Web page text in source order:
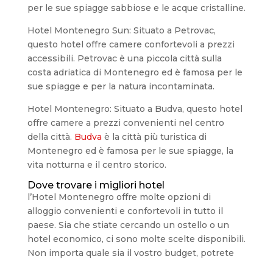
per le sue spiagge sabbiose e le acque cristalline.
Hotel Montenegro Sun: Situato a Petrovac,
questo hotel offre camere confortevoli a prezzi
accessibili. Petrovac è una piccola città sulla
costa adriatica di Montenegro ed è famosa per le
sue spiagge e per la natura incontaminata.
Hotel Montenegro: Situato a Budva, questo hotel
offre camere a prezzi convenienti nel centro
della città. Budva è la città più turistica di
Montenegro ed è famosa per le sue spiagge, la
vita notturna e il centro storico.
Dove trovare i migliori hotel
l’Hotel Montenegro offre molte opzioni di
alloggio convenienti e confortevoli in tutto il
paese. Sia che stiate cercando un ostello o un
hotel economico, ci sono molte scelte disponibili.
Non importa quale sia il vostro budget, potrete